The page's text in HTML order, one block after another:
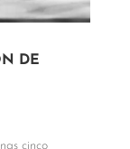
DE
cinco